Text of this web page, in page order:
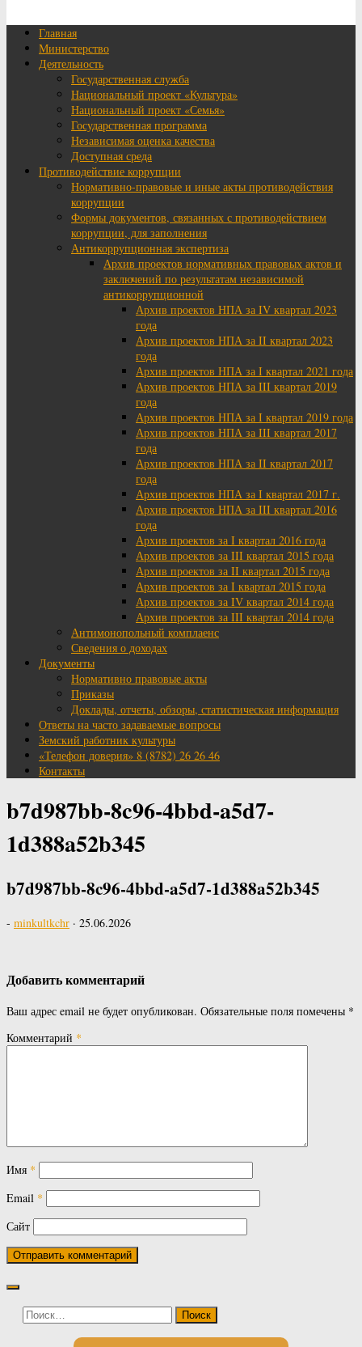
Главная
Министерство
Деятельность
Государственная служба
Национальный проект «Культура»
Национальный проект «Семья»
Государственная программа
Независимая оценка качества
Доступная среда
Противодействие коррупции
Нормативно-правовые и иные акты противодействия
коррупции
Формы документов, связанных с противодействием
коррупции, для заполнения
Антикоррупционная экспертиза
Архив проектов нормативных правовых актов и
заключений по результатам независимой
антикоррупционной
Архив проектов НПА за IV квартал 2023
года
Архив проектов НПА за II квартал 2023
года
Архив проектов НПА за I квартал 2021 года
Архив проектов НПА за III квартал 2019
года
Архив проектов НПА за I квартал 2019 года
Архив проектов НПА за III квартал 2017
года
Архив проектов НПА за II квартал 2017
года
Архив проектов НПА за I квартал 2017 г.
Архив проектов НПА за III квартал 2016
года
Архив проектов за I квартал 2016 года
Архив проектов за III квартал 2015 года
Архив проектов за II квартал 2015 года
Архив проектов за I квартал 2015 года
Архив проектов за IV квартал 2014 года
Архив проектов за III квартал 2014 года
Антимонопольный комплаенс
Сведения о доходах
Документы
Нормативно правовые акты
Приказы
Доклады, отчеты, обзоры, статистическая информация
Ответы на часто задаваемые вопросы
Земский работник культуры
«Телефон доверия» 8 (8782) 26 26 46
Контакты
b7d987bb-8c96-4bbd-a5d7-
1d388a52b345
b7d987bb-8c96-4bbd-a5d7-1d388a52b345
- minkultkchr · 25.06.2026
Добавить комментарий
Ваш адрес email не будет опубликован. Обязательные поля помечены *
Комментарий *
Имя *
Email *
Сайт
Найти: